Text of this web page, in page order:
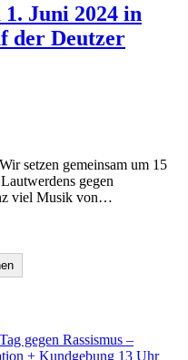
Juni 2024 in
der Deutzer
setzen gemeinsam um 15
gegen
viel Musik von…